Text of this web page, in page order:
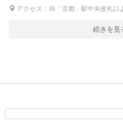
アクセス：JR「京都」駅中央改札口
続きを見